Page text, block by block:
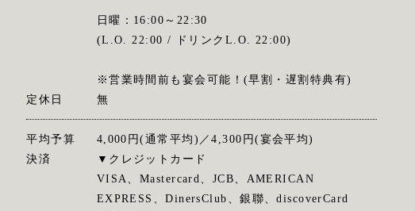
日曜：16:00～22:30
(L.O. 22:00 / ドリンクL.O. 22:00)
※営業時間前も宴会可能！(早割・遅割特典有)
定休日
無
平均予算
4,000円(通常平均)／4,300円(宴会平均)
決済
▼クレジットカード
VISA、Mastercard、JCB、AMERICAN
EXPRESS、DinersClub、銀聯、discoverCard